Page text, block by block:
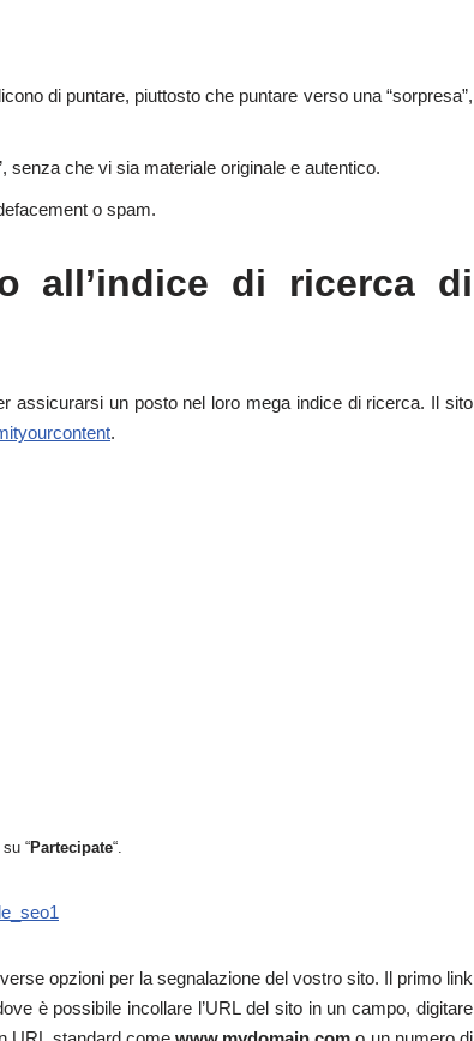
di puntare, piuttosto che puntare verso una “sorpresa”,
senza che vi sia materiale originale e autentico.
o spam.
all’indice di ricerca di
assicurarsi un posto nel loro mega indice di ricerca. Il sito
.
“Partecipate“.
opzioni per la segnalazione del vostro sito. Il primo link
è possibile incollare l’URL del sito in un campo, digitare